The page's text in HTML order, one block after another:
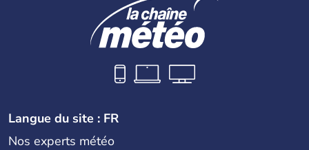
Langue du site : FR
Nos experts météo